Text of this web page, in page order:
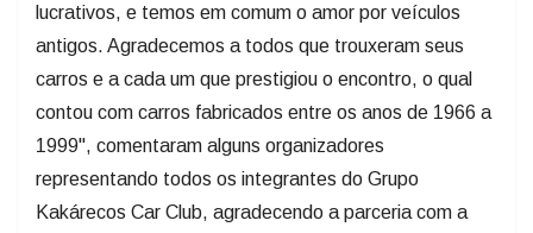
lucrativos, e temos em comum o amor por veículos
antigos. Agradecemos a todos que trouxeram seus
carros e a cada um que prestigiou o encontro, o qual
contou com carros fabricados entre os anos de 1966 a
1999", comentaram alguns organizadores
representando todos os integrantes do Grupo
Kakárecos Car Club, agradecendo a parceria com a